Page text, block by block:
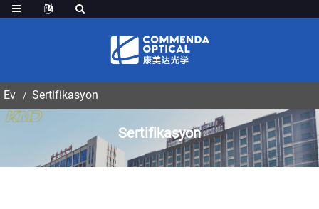
Ev Sertifikasyon
Sertifikasyon